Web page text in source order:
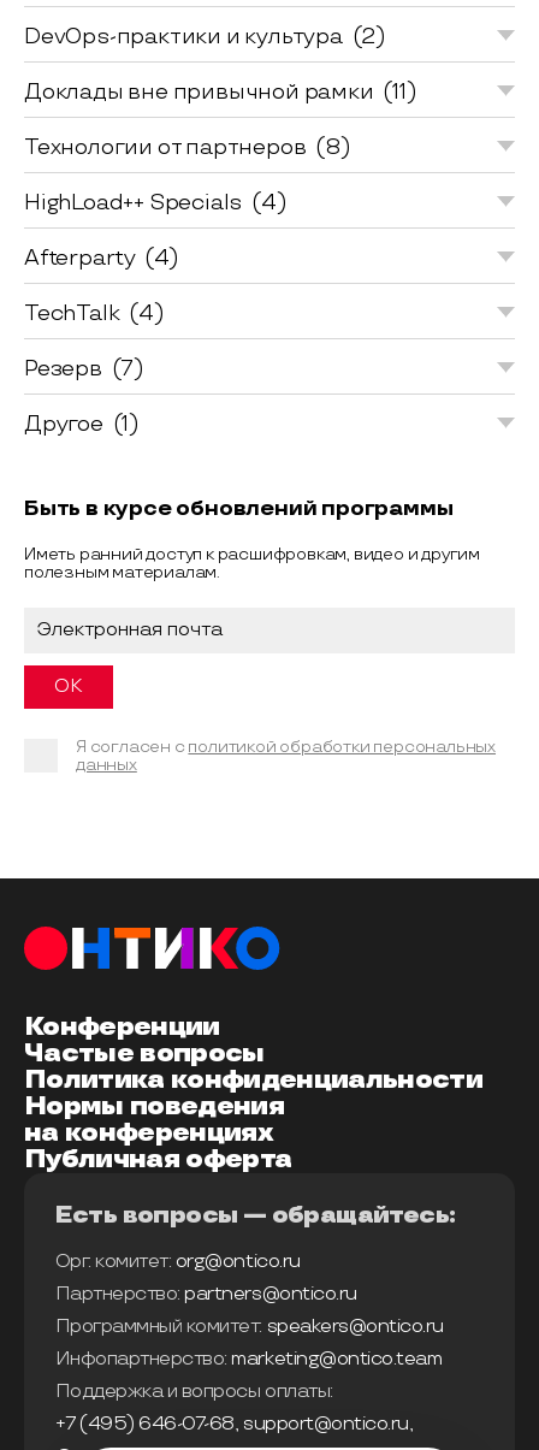
DevOps-практики и культура (2)
Доклады вне привычной рамки (11)
Технологии от партнеров (8)
HighLoad++ Specials (4)
Afterparty (4)
TechTalk (4)
Резерв (7)
Другое (1)
Быть в курсе обновлений программы
Иметь ранний доступ к расшифровкам, видео и другим
полезным материалам.
Я согласен с политикой обработки персональных
данных
Конференции
Частые вопросы
Политика конфиденциальности
Нормы поведения
на конференциях
Публичная оферта
Есть вопросы — обращайтесь:
Орг. комитет: org@ontico.ru
Партнерство: partners@ontico.ru
Программный комитет: speakers@ontico.ru
Инфопартнерство: marketing@ontico.team
Поддержка и вопросы оплаты:
+7 (495) 646-07-68, support@ontico.ru,